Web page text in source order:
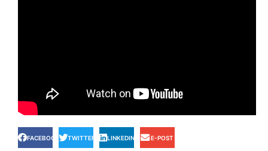
FACEBOOK TWITTER LINKEDIN E-POST